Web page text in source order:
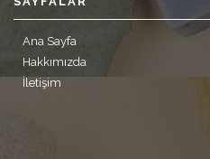
Ana Sayfa
Hakkımızda
İletişim